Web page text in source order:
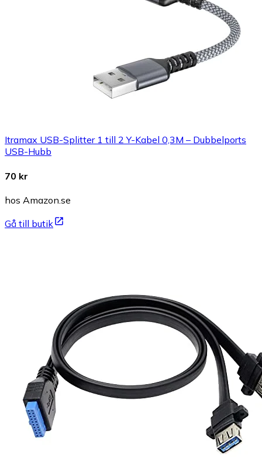
Itramax USB-Splitter 1 till 2 Y-Kabel 0,3M – Dubbelports
USB-Hubb
70 kr
hos Amazon.se
Gå till butik